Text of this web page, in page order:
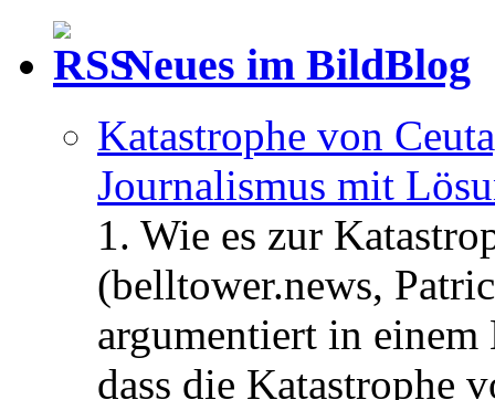
Neues im BildBlog
Katastrophe von
Journalismus mit
1. Wie es zur
(belltower.news,
argumentiert in
dass die Katastrophe